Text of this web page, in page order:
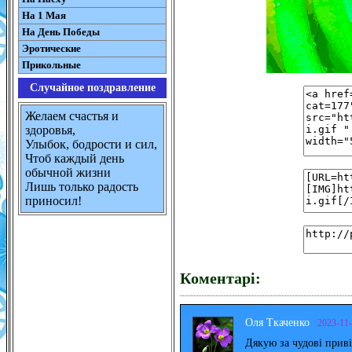
На 1 Мая
На День Победы
Эротические
Прикольные
Случайное поздравление
Желаем счастья и
здоровья,
Улыбок, бодрости и сил,
Чтоб каждый день
обычной жизни
Лишь только радость
приносил!
Коментарі:
Оля Ткаченко 2023-
Дякую за чудові